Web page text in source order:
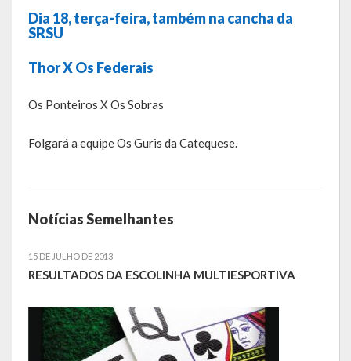
Galeria de Soberanas
Galeria de Vereadores
Planos
Publicações Oficiais
SIAFIC
Dia 18, terça-feira, também na cancha da
SRSU
Thor X Os Federais
Os Ponteiros X Os Sobras
Folgará a equipe Os Guris da Catequese.
Notícias Semelhantes
15 DE JULHO DE 2013
RESULTADOS DA ESCOLINHA MULTIESPORTIVA